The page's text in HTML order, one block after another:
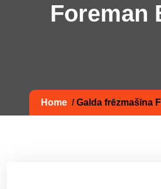
Foreman
Home /Galda frēzmašīna